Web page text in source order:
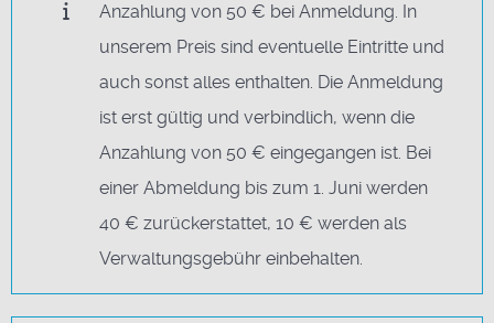
Anzahlung von 50 € bei Anmeldung. In
unserem Preis sind eventuelle Eintritte und
auch sonst alles enthalten. Die Anmeldung
ist erst gültig und verbindlich, wenn die
Anzahlung von 50 € eingegangen ist. Bei
einer Abmeldung bis zum 1. Juni werden
40 € zurückerstattet, 10 € werden als
Verwaltungsgebühr einbehalten.